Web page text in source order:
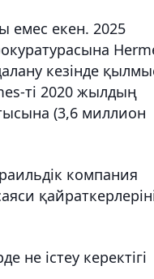
емес екен. 2025
кезінде
ті 2020 жылдың
(3,6 миллион
компания
не істеу керектігі